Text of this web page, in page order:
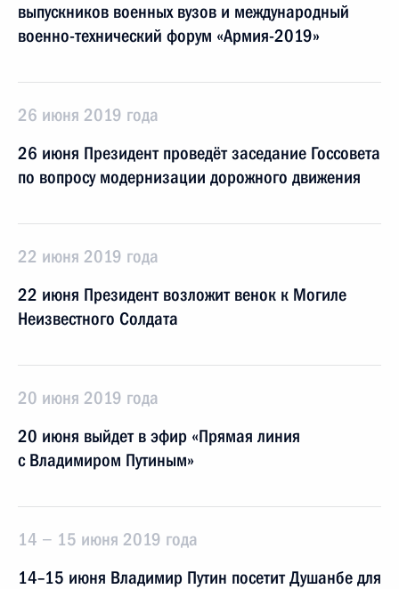
выпускников военных вузов и международный
военно-технический форум «Армия-2019»
26 июня 2019 года
26 июня Президент проведёт заседание Госсовета
по вопросу модернизации дорожного движения
22 июня 2019 года
22 июня Президент возложит венок к Могиле
Неизвестного Солдата
20 июня 2019 года
20 июня выйдет в эфир «Прямая линия
с Владимиром Путиным»
14 − 15 июня 2019 года
14–15 июня Владимир Путин посетит Душанбе для